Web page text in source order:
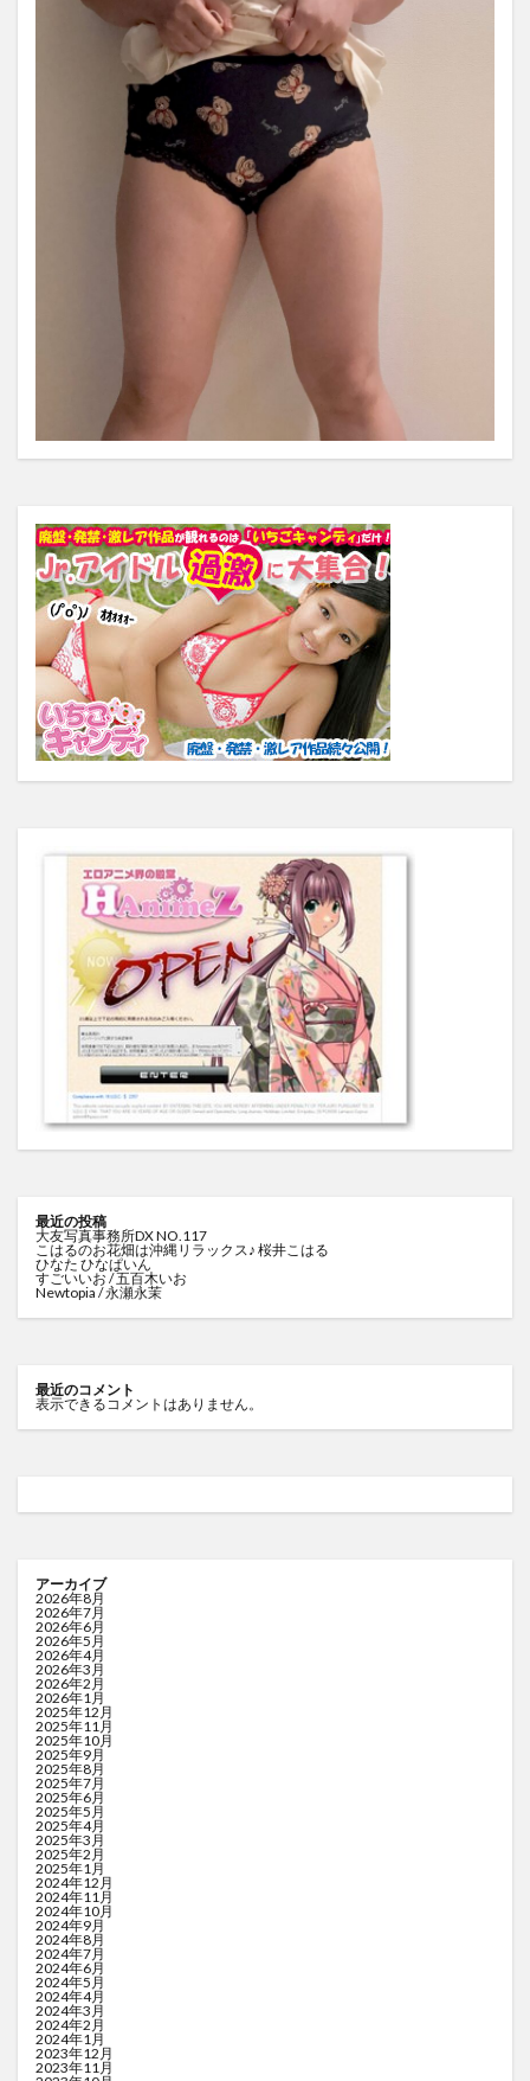
最近の投稿
大友写真事務所DX NO.117
こはるのお花畑は沖縄リラックス♪ 桜井こはる
ひなた ひなぱいん
すごいいお / 五百木いお
Newtopia / 永瀬永茉
最近のコメント
表示できるコメントはありません。
アーカイブ
2026年8月
2026年7月
2026年6月
2026年5月
2026年4月
2026年3月
2026年2月
2026年1月
2025年12月
2025年11月
2025年10月
2025年9月
2025年8月
2025年7月
2025年6月
2025年5月
2025年4月
2025年3月
2025年2月
2025年1月
2024年12月
2024年11月
2024年10月
2024年9月
2024年8月
2024年7月
2024年6月
2024年5月
2024年4月
2024年3月
2024年2月
2024年1月
2023年12月
2023年11月